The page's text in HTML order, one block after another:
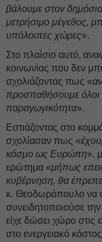
βάλουμε στον
μετρήσιμο μέγεθος,
υπόλοιπες χώρες».
Στο πλαίσιο αυτό,
κοινωνίας που δεν
σχολιάζοντας πως «
προσπαθήσουμε όλοι
παραγωγικότητα».
Εστιάζοντας στο
σχολίασαν πως «
κόσμο ως Ευρώπη»,
ερώτημα «μήπως
κυβέρνηση, θα έπρεπε
κ. Θεοδωρόπουλο
συνειδητοποιούσε
είχε δώσει χώρο στις
στο ενεργειακό